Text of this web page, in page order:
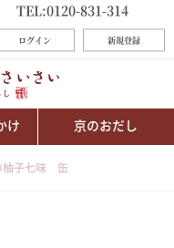
TEL:0120-831-314
ログイン 新規登録
け 京のおだし
柚子七味 缶